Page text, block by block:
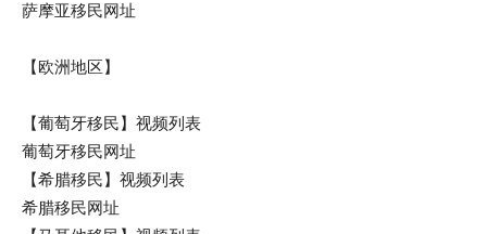
萨摩亚移民网址
【欧洲地区】
【葡萄牙移民】视频列表
葡萄牙移民网址
【希腊移民】视频列表
希腊移民网址